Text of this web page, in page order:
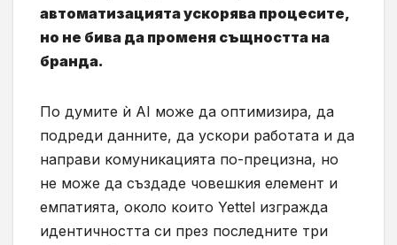
автоматизацията ускорява процесите,
но не бива да променя същността на
бранда.
По думите ѝ AI може да оптимизира, да
подреди данните, да ускори работата и да
направи комуникацията по-прецизна, но
не може да създаде човешкия елемент и
емпатията, около които Yettel изгражда
идентичността си през последните три